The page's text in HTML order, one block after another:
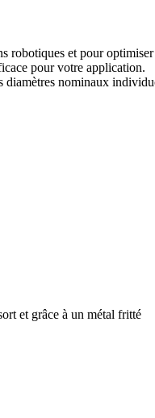
robotiques et pour
pour votre application.
nominaux
et grâce à un métal fritté